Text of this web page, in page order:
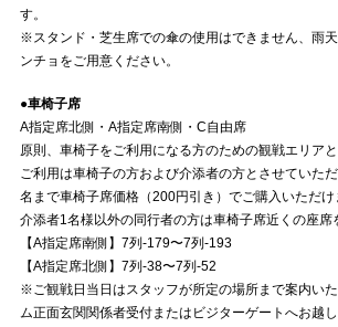
す。
※スタンド・芝生席での傘の使用はできません、雨
ンチョをご用意ください。
●車椅子席
A指定席北側・A指定席南側・C自由席
原則、車椅子をご利用になる方のための観戦エリアと
ご利用は車椅子の方および介添者の方とさせていた
名まで車椅子席価格（200円引き）でご購入いただけ
介添者1名様以外の同行者の方は車椅子席近くの座席
【A指定席南側】7列-179〜7列-193
【A指定席北側】7列-38〜7列-52
※ご観戦日当日はスタッフが所定の場所まで案内い
ム正面玄関関係者受付またはビジターゲートへお越